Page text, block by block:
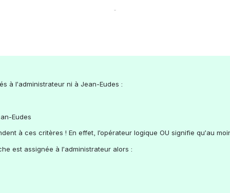
à l’administrateur ni à Jean-Eudes :
Eudes
à ces critères ! En effet, l’opérateur logique OU signifie qu’au
est assignée à l’administrateur alors :